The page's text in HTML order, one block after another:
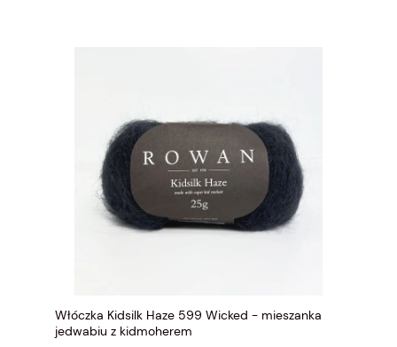
Włóczka Kidsilk Haze 599 Wicked - mieszanka
jedwabiu z kidmoherem